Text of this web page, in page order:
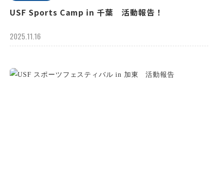
USF Sports Camp in 千葉 活動報告！
2025.11.16